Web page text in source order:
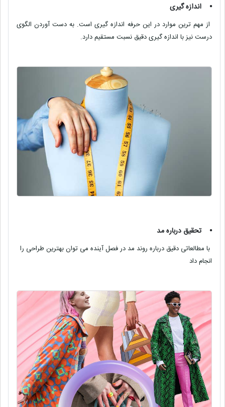
⦁ اندازه گیری
از مهم ترین موارد در این حرفه اندازه گیری است. به دست آوردن الگوی
درست نیز با اندازه گیری دقیق نسبت مستقیم دارد.
⦁ تحقیق درباره مد
با مطالعاتی دقیق درباره روند مد در فصل آینده می توان بهترین طراحی را
انجام داد